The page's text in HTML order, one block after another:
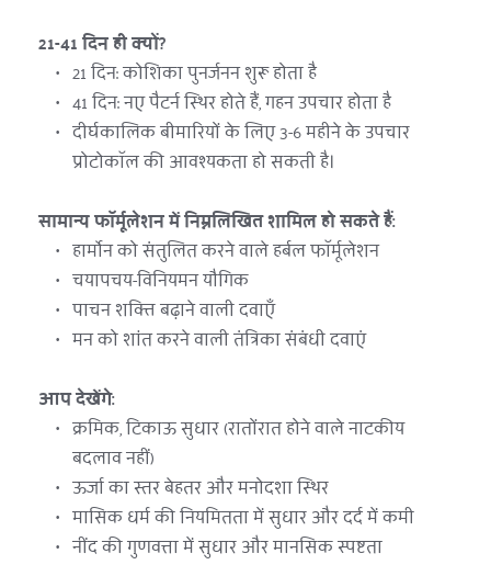
21-41 दिन ही क्यों?
21 दिन: कोशिका पुनर्जनन शुरू होता है
41 दिन: नए पैटर्न स्थिर होते हैं, गहन उपचार होता है
दीर्घकालिक बीमारियों के लिए 3-6 महीने के उपचार
प्रोटोकॉल की आवश्यकता हो सकती है।
सामान्य फॉर्मूलेशन में निम्नलिखित शामिल हो सकते हैं:
हार्मोन को संतुलित करने वाले हर्बल फॉर्मूलेशन
चयापचय-विनियमन यौगिक
पाचन शक्ति बढ़ाने वाली दवाएँ
मन को शांत करने वाली तंत्रिका संबंधी दवाएं
आप देखेंगे:
क्रमिक, टिकाऊ सुधार (रातोंरात होने वाले नाटकीय
बदलाव नहीं)
ऊर्जा का स्तर बेहतर और मनोदशा स्थिर
मासिक धर्म की नियमितता में सुधार और दर्द में कमी
नींद की गुणवत्ता में सुधार और मानसिक स्पष्टता